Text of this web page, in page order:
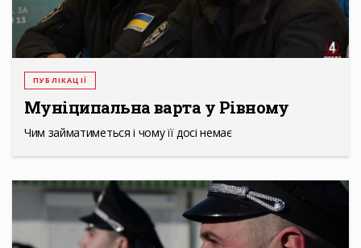
ПУБЛІКАЦІЇ
Муніципальна варта у Рівному
Чим займатиметься і чому її досі немає